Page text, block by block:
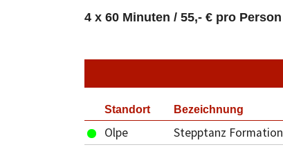
4 x 60 Minuten / 55,- € pro Person
Standort Bezeichnung
Olpe Stepptanz Formation